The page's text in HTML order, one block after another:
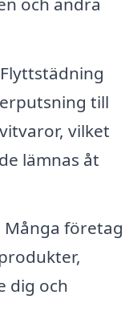
Flyttstädning
till
vilket
lämnas åt
Många företag
dig och